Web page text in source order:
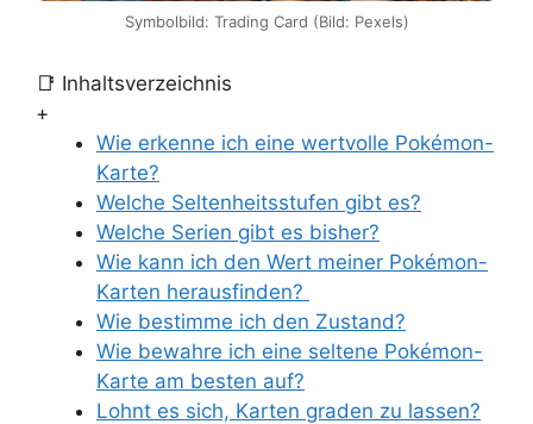
Symbolbild: Trading Card (Bild: Pexels)
📑 Inhaltsverzeichnis
+
Wie erkenne ich eine wertvolle Pokémon-
Karte?
Welche Seltenheitsstufen gibt es?
Welche Serien gibt es bisher?
Wie kann ich den Wert meiner Pokémon-
Karten herausfinden?
Wie bestimme ich den Zustand?
Wie bewahre ich eine seltene Pokémon-
Karte am besten auf?
Lohnt es sich, Karten graden zu lassen?